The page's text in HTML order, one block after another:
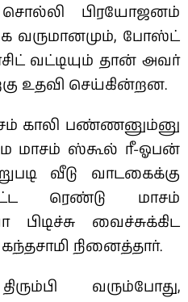
பிரயோஜனம்
வருமானமும், போஸ்ட்
வட்டியும் தான் அவர்
உதவி செய்கின்றன.
காலி பண்ணனும்னு
மாசம் ஸ்கூல் ரீ-ஓபன்
வீடு வாடகைக்கு
ரெண்டு மாசம்
வைச்சுக்கிட
நினைத்தார்.
வரும்போது,